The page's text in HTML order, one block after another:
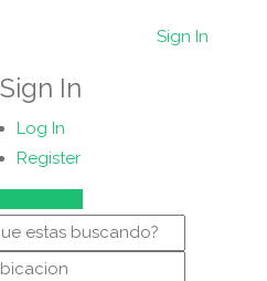
Sign In
Sign In
Log In
Register